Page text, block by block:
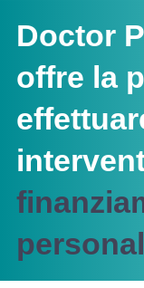
Doctor
offre la